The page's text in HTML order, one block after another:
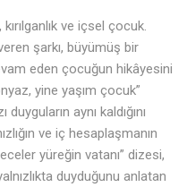
ve içsel çocuk.
şarkı, büyümüş bir
eden çocuğun hikâyesini
yine yaşım çocuk”
aynı kaldığını
ve iç hesaplaşmanın
yüreğin vatanı” dizesi,
duyduğunu anlatan